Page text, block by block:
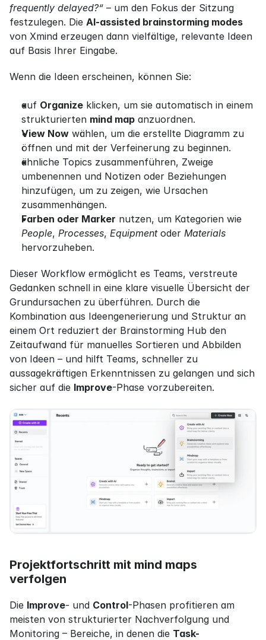
frequently delayed?“ – um den Fokus der Sitzung
festzulegen. Die AI-assisted brainstorming modes
von Xmind erzeugen dann vielfältige, relevante Ideen
auf Basis Ihrer Eingabe.
Wenn die Ideen erscheinen, können Sie:
auf Organize klicken, um sie automatisch in einem
strukturierten mind map anzuordnen.
View Now wählen, um die erstellte Diagramm zu
öffnen und mit der Verfeinerung zu beginnen.
ähnliche Topics zusammenführen, Zweige
umbenennen und Notizen oder Beziehungen
hinzufügen, um zu zeigen, wie Ursachen
zusammenhängen.
Farben oder Marker
People, Processes, Equipment oder Materials
hervorzuheben.
Dieser Workflow ermöglicht es Teams, verstreute
Gedanken schnell in eine klare visuelle Übersicht der
Grundursachen zu überführen. Durch die
Kombination aus Ideengenerierung und Struktur an
einem Ort reduziert der Brainstorming Hub den
Zeitaufwand für manuelles Sortieren und Abbilden
von Ideen – und hilft Teams, schneller zu
aussagekräftigen Erkenntnissen zu gelangen und sich
sicher auf die Improve-Phase vorzubereiten.
Projektfortschritt mit mind maps
verfolgen
Die Improve- und Control-Phasen profitieren am
meisten von strukturierter Nachverfolgung und
Monitoring – Bereiche, in denen die Task-